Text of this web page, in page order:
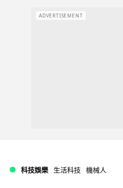
ADVERTISEMENT
科技娛樂 生活科技 機械人